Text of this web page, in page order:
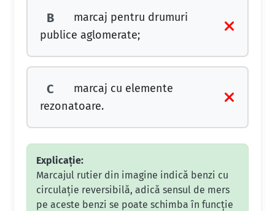
B
marcaj pentru drumuri
publice aglomerate;
C
marcaj cu elemente
rezonatoare.
Explicație:
Marcajul rutier din imagine indică benzi cu
circulație reversibilă, adică sensul de mers
pe aceste benzi se poate schimba în funcție